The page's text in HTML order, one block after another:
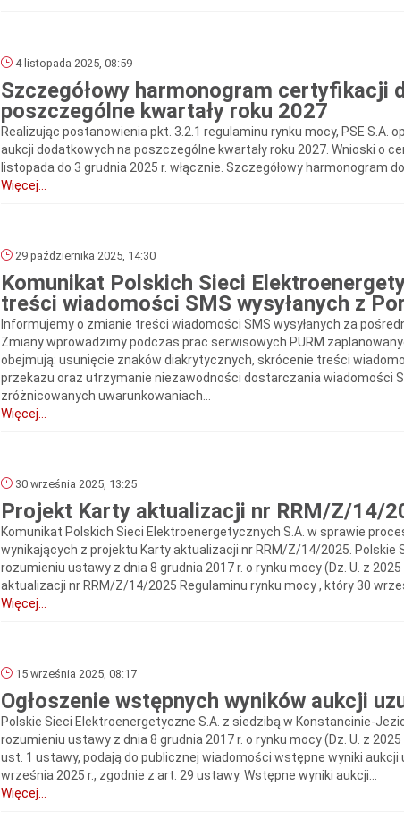
4 listopada 2025, 08:59
Szczegółowy harmonogram certyfikacji
poszczególne kwartały roku 2027
Realizując postanowienia pkt. 3.2.1 regulaminu rynku mocy, PSE S.A.
aukcji dodatkowych na poszczególne kwartały roku 2027. Wnioski o
listopada do 3 grudnia 2025 r. włącznie. Szczegółowy harmonogram
Więcej...
29 października 2025, 14:30
Komunikat Polskich Sieci
treści wiadomości SMS wysyłanych z
Informujemy o zmianie treści wiadomości SMS wysyłanych za
Zmiany wprowadzimy podczas prac serwisowych PURM
obejmują: usunięcie znaków diakrytycznych, skrócenie treści
przekazu oraz utrzymanie niezawodności dostarczania wiadomości
zróżnicowanych uwarunkowaniach...
Więcej...
30 września 2025, 13:25
Projekt Karty aktualizacji nr RRM/Z/14/
Komunikat Polskich Sieci Elektroenergetycznych S.A. w sprawie
wynikających z projektu Karty aktualizacji nr RRM/Z/14/2025. Polskie
rozumieniu ustawy z dnia 8 grudnia 2017 r. o rynku mocy (Dz. U. z
aktualizacji nr RRM/Z/14/2025 Regulaminu rynku mocy , który 30
Więcej...
15 września 2025, 08:17
Ogłoszenie wstępnych wyników aukcji
Polskie Sieci Elektroenergetyczne S.A. z siedzibą w Konstancinie-
rozumieniu ustawy z dnia 8 grudnia 2017 r. o rynku mocy (Dz. U. z
ust. 1 ustawy, podają do publicznej wiadomości wstępne wyniki aukcji
września 2025 r., zgodnie z art. 29 ustawy. Wstępne wyniki aukcji...
Więcej...